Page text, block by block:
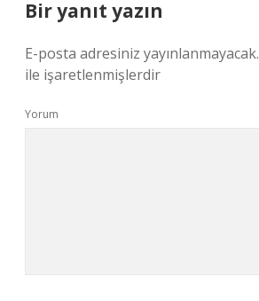
Bir yanıt yazın
E-posta adresiniz yayınlanmayacak.
ile işaretlenmişlerdir
Yorum